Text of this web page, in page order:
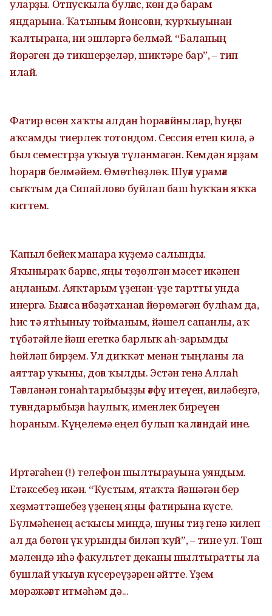
уларҙы. Отпускыла булғас, көн дә барам
яндарына. Ҡатыным йонсоған, ҡурҡыуынан
ҡалтырана, ни эшләргә белмәй. “Баланың
йөрәген дә тикшерҙеләр, шиктәре бар”, – тип
илай.
Фатир өсөн хаҡты алдан һорағайнылар, һуңғы
аҡсамды тиерлек тотондом. Сессия етеп килә, ә
был семестрҙа уҡыуға түләнмәгән. Кемдән ярҙам
һорарға белмәйем. Өмөтһөҙлөк. Шуға урамға
сыҡтым да Сипайлово буйлап баш һуҡҡан яҡҡа
киттем.
Ҡапыл бейек манара күҙемә салынды.
Яҡыныраҡ барғас, яңы төҙөлгән мәсет икәнен
аңланым. Аяҡтарым үҙенән-үҙе тартты унда
инергә. Бығаса ғибәҙәтханаға йөрөмәгән булһам да,
һис тә ятһыныу тойманым, йәшел сапанлы, аҡ
түбәтәйле йәш егеткә барлыҡ аһ-зарымды
һөйләп бирҙем. Ул диҡҡәт менән тыңланы ла
аяттар уҡыны, доға ҡылды. Эстән генә Аллаһ
Тәғәләнән гонаһтарыбыҙҙы ғәфү итеүен, ғаиләбеҙгә,
туғандарыбыҙға һаулыҡ, именлек биреүен
һораным. Күңелемә еңел булып ҡалғандай ине.
Иртәгәһен (!) телефон шылтырауына уяндым.
Етәксебеҙ икән. “Ҡустым, ятаҡта йәшәгән бер
хеҙмәттәшебеҙ үҙенең яңы фатирына күсте.
Бүлмәһенең асҡысы миндә, шуны тиҙ генә килеп
ал да бөгөн үк урынды биләп ҡуй”, – тине ул. Төш
мәлендә иһә факультет деканы шылтыратты ла
бушлай уҡыуға күсереүҙәрен әйтте. Үҙем
мөрәжәғәт итмәһәм дә...